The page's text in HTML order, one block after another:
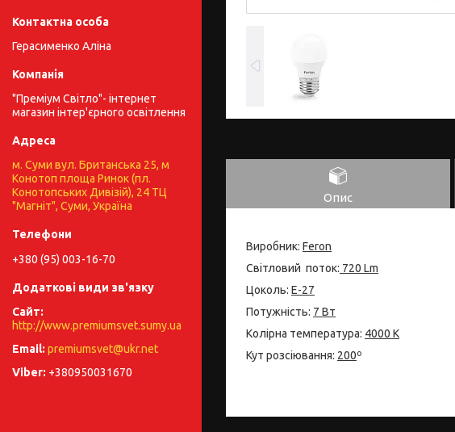
Опис
Виробник: Feron
Світловий поток: 720 Lm
Цоколь: Е-27
Потужність: 7 Вт
Колірна температура: 4000 К
Кут розсіювання: 200º
Герасименко Аліна
"Преміум Світло"- інтернет
магазин інтер'єрного освітлення
м. Суми вул. Британська 25, м
Конотоп площа Ринок (пл.
Конотопських Дивізій), 24 ТЦ
"Магніт", Суми, Україна
+380 (95) 003-16-70
http://www.premiumsvet.sumy.ua
premiumsvet@ukr.net
+380950031670